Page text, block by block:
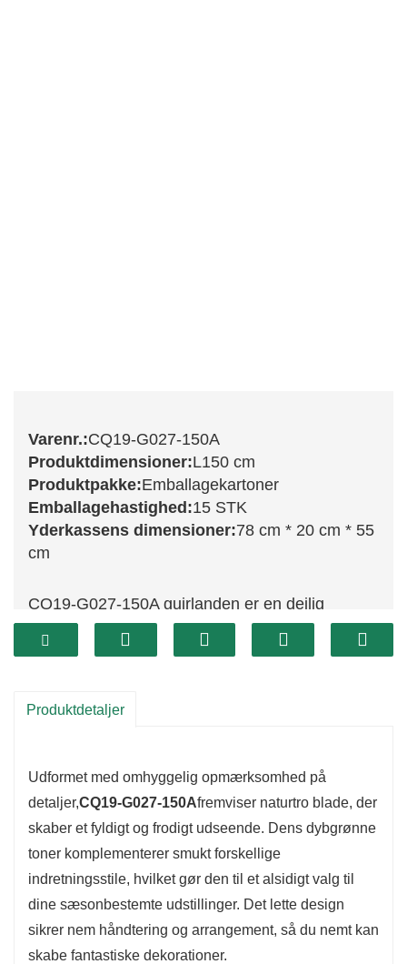
Varenr.:CQ19-G027-150A
Produktdimensioner:L150 cm
Produktpakke:Emballagekartoner
Emballagehastighed:15 STK
Yderkassens dimensioner:78 cm * 20 cm * 55
cm
CQ19-G027-150A guirlanden er en dejlig
tilføjelse til din juledekoration. Med en højde på
150 cm har dette smukke møbel et levende
designet til at ligne friske stedsegrønne træer.
rundt om gelændere, og den bringer festlig
stemning til ethvert rum.
Produktdetaljer
Udformet med omhyggelig opmærksomhed på
detaljer,CQ19-G027-150Afremviser naturtro blade, der
skaber et fyldigt og frodigt udseende. Dens dybgrønne
toner komplementerer smukt forskellige
indretningsstile, hvilket gør den til et alsidigt valg til
dine sæsonbestemte udstillinger. Det lette design
sikrer nem håndtering og arrangement, så du nemt kan
skabe fantastiske dekorationer.